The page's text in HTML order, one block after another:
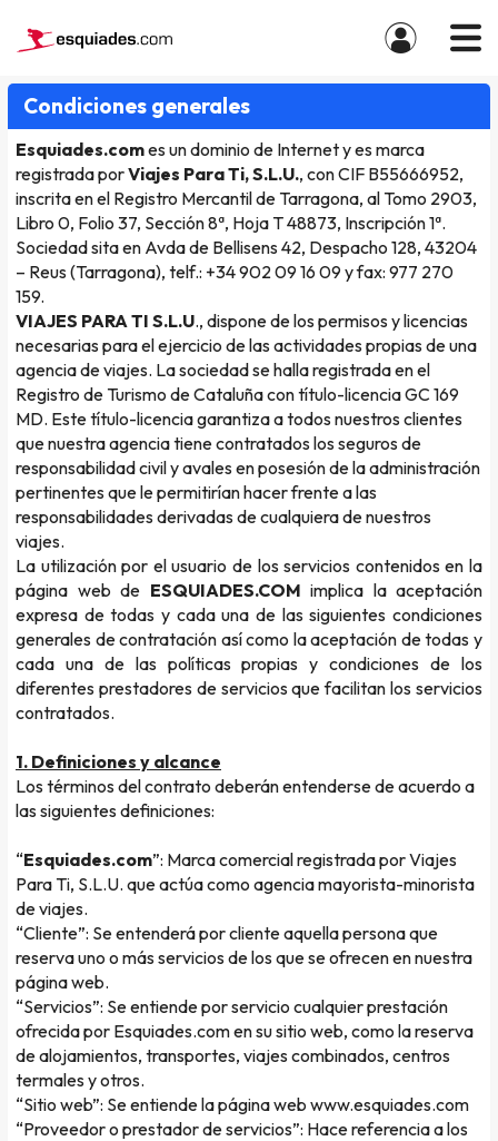
Condiciones generales
Esquiades.comes un dominio de Internet y es marca
registrada porViajes Para Ti, S.L.U., con CIF B55666952,
inscrita en el Registro Mercantil de Tarragona, al Tomo 2903,
Libro 0, Folio 37, Sección 8ª, Hoja T 48873, Inscripción 1ª.
Sociedad sita en Avda de Bellisens 42, Despacho 128, 43204
– Reus (Tarragona), telf.: +34 902 09 16 09 y fax: 977 270
159.
VIAJES PARA TI S.L.U., dispone de los permisos y licencias
necesarias para el ejercicio de las actividades propias de una
agencia de viajes. La sociedad se halla registrada en el
Registro de Turismo de Cataluña con título-licencia GC 169
MD. Este título-licencia garantiza a todos nuestros clientes
que nuestra agencia tiene contratados los seguros de
responsabilidad civil y avales en posesión de la administración
pertinentes que le permitirían hacer frente a las
responsabilidades derivadas de cualquiera de nuestros
viajes.
La utilización por el usuario de los servicios contenidos en la
página web de ESQUIADES.COM implica la aceptación
expresa de todas y cada una de las siguientes condiciones
generales de contratación así como la aceptación de todas y
cada una de las políticas propias y condiciones de los
diferentes prestadores de servicios que facilitan los servicios
contratados.
1. Definiciones y alcance
Los términos del contrato deberán entenderse de acuerdo a
las siguientes definiciones:
“Esquiades.com”: Marca comercial registrada por Viajes
Para Ti, S.L.U. que actúa como agencia mayorista-minorista
de viajes.
“Cliente”: Se entenderá por cliente aquella persona que
reserva uno o más servicios de los que se ofrecen en nuestra
página web.
“Servicios”: Se entiende por servicio cualquier prestación
ofrecida por Esquiades.com en su sitio web, como la reserva
de alojamientos, transportes, viajes combinados, centros
termales y otros.
“Sitio web”: Se entiende la página web www.esquiades.com
“Proveedor o prestador de servicios”: Hace referencia a los